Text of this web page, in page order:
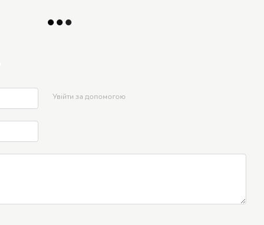
Увійти за допомогою